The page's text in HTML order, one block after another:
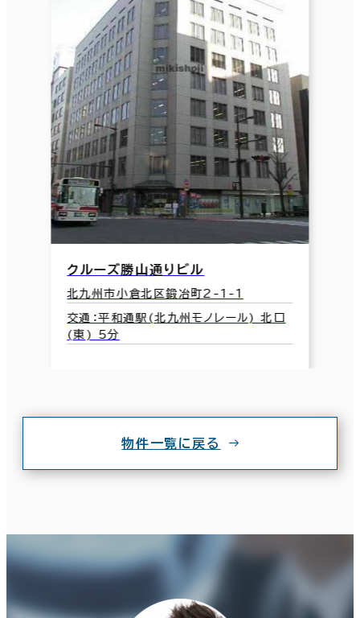
クルーズ勝山通りビル
北九州市小倉北区鍛冶町2-1-1
交通：平和通駅(北九州モノレール) 北口
(東) 5分
物件一覧に戻る